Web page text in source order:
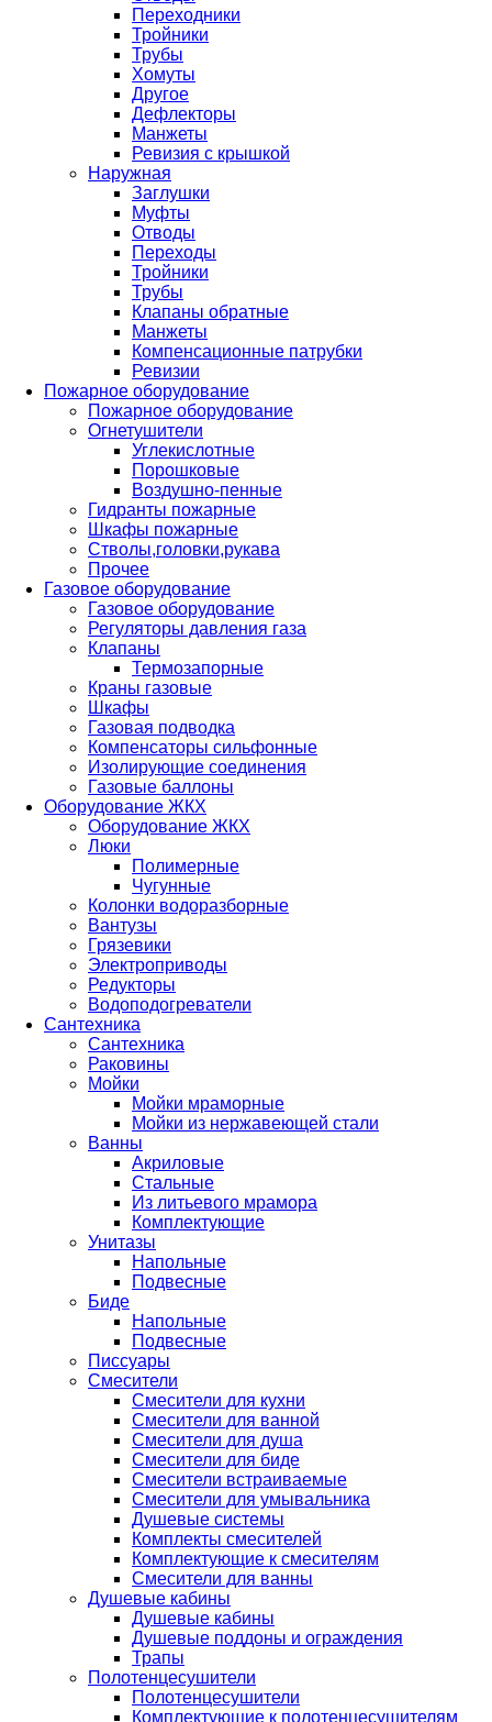
Переходники
Тройники
Трубы
Хомуты
Другое
Дефлекторы
Манжеты
Ревизия с крышкой
Наружная
Заглушки
Муфты
Отводы
Переходы
Тройники
Трубы
Клапаны обратные
Манжеты
Компенсационные патрубки
Ревизии
Пожарное оборудование
Пожарное оборудование
Огнетушители
Углекислотные
Порошковые
Воздушно-пенные
Гидранты пожарные
Шкафы пожарные
Стволы,головки,рукава
Прочее
Газовое оборудование
Газовое оборудование
Регуляторы давления газа
Клапаны
Термозапорные
Краны газовые
Шкафы
Газовая подводка
Компенсаторы сильфонные
Изолирующие соединения
Газовые баллоны
Оборудование ЖКХ
Оборудование ЖКХ
Люки
Полимерные
Чугунные
Колонки водоразборные
Вантузы
Грязевики
Электроприводы
Редукторы
Водоподогреватели
Сантехника
Сантехника
Раковины
Мойки
Мойки мраморные
Мойки из нержавеющей стали
Ванны
Акриловые
Стальные
Из литьевого мрамора
Комплектующие
Унитазы
Напольные
Подвесные
Биде
Напольные
Подвесные
Писсуары
Смесители
Смесители для кухни
Смесители для ванной
Смесители для душа
Смесители для биде
Смесители встраиваемые
Смесители для умывальника
Душевые системы
Комплекты смесителей
Комплектующие к смесителям
Смесители для ванны
Душевые кабины
Душевые кабины
Душевые поддоны и ограждения
Трапы
Полотенцесушители
Полотенцесушители
Комплектующие к полотенцесушителям